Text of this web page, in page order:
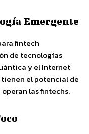
Emergente
fintech
de tecnologías
y el Internet
tienen el potencial de
operan las fintechs.